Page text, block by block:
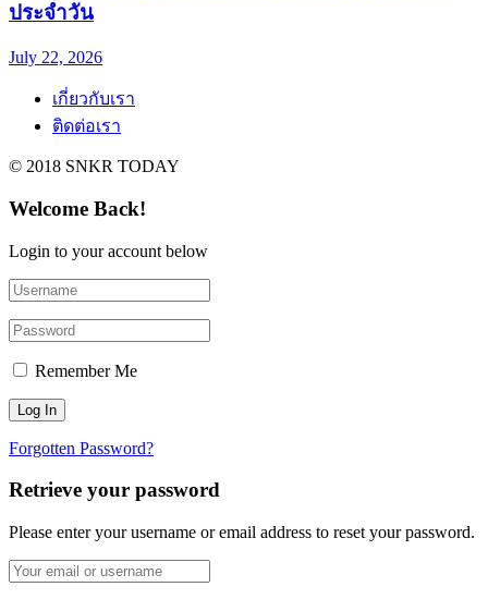
ประจำวัน
July 22, 2026
เกี่ยวกับเรา
ติดต่อเรา
© 2018 SNKR TODAY
Welcome Back!
Login to your account below
Remember Me
Forgotten Password?
Retrieve your password
Please enter your username or email address to reset your password.